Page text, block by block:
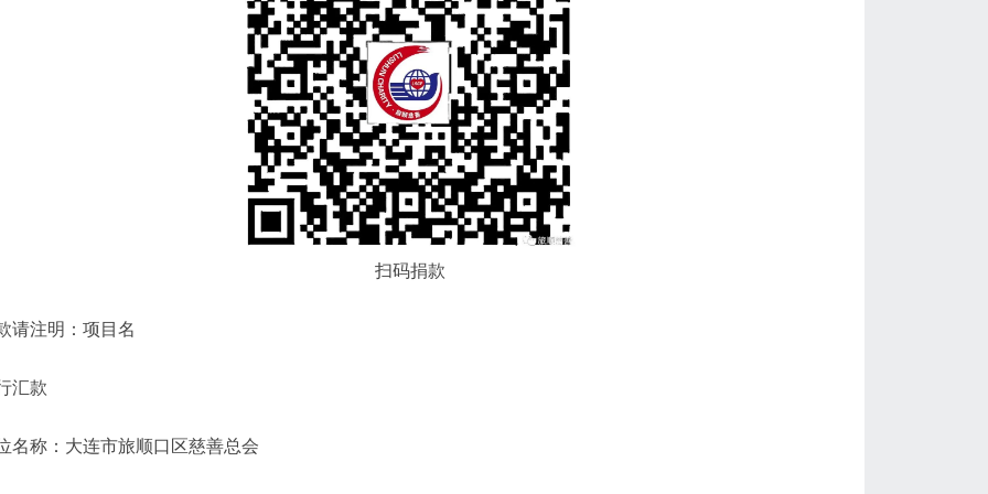
扫码捐款
请注明：项目名
汇款
名称：大连市旅顺口区慈善总会